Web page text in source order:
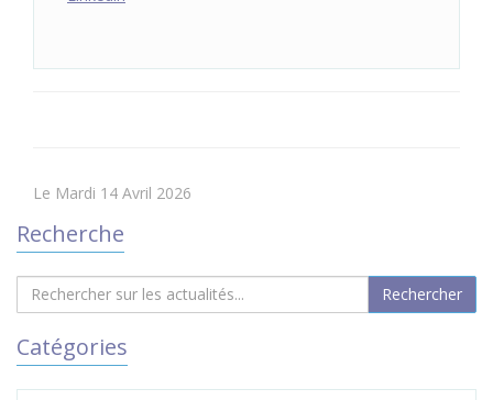
Le Mardi 14 Avril 2026
Recherche
Catégories